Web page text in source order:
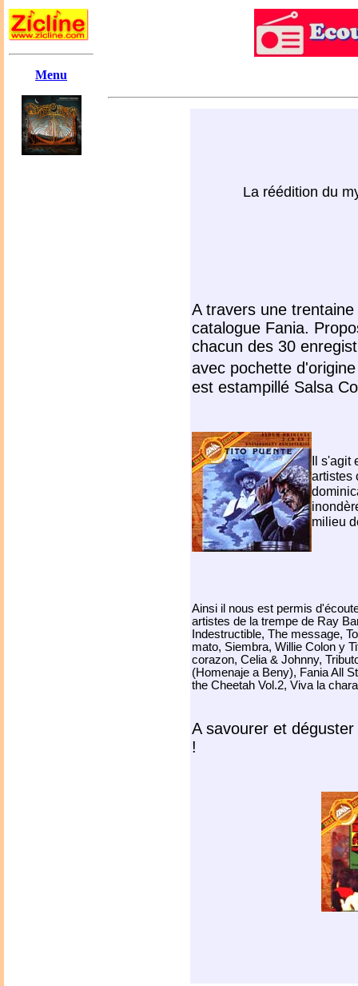
Menu
La réédition du
A travers une
catalogue Fania.
chacun des 30
avec pochette
est estampillé Salsa
Il s'agit
artistes
milieu
Ainsi il nous est permis
artistes de la trempe de Ray
Indestructible, The message,
mato, Siembra, Willie Colon y
corazon, Celia & Johnny,
(Homenaje a Beny), Fania All
the Cheetah Vol.2, Viva la
A savourer et
!